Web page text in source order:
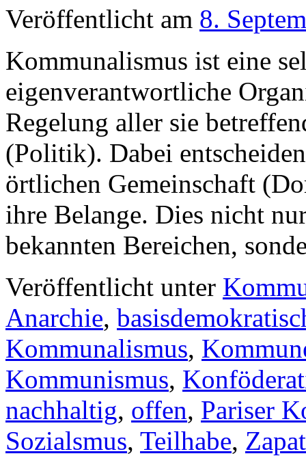
Veröffentlicht am 8.
Kommunalismus ist eine
eigenverantwortliche
Regelung aller sie
(Politik). Dabei
örtlichen Gemeinschaft
ihre Belange. Dies nicht
bekannten Bereichen,
Veröffentlicht unter
Anarchie,
Kommunalismus,
Kommunismus,
nachhaltig, offen, Pariser
Sozialsmus, Teilhabe,